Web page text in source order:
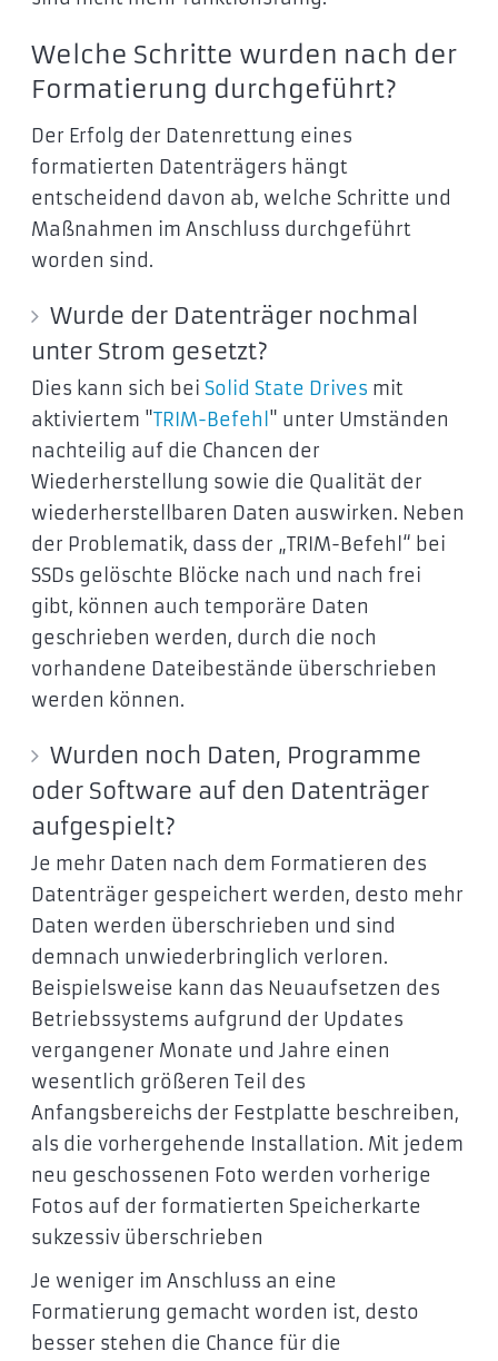
Welche Schritte wurden nach der
Formatierung durchgeführt?
Der Erfolg der Datenrettung eines
formatierten Datenträgers hängt
entscheidend davon ab, welche Schritte und
Maßnahmen im Anschluss durchgeführt
worden sind.
Wurde der Datenträger nochmal
unter Strom gesetzt?
Dies kann sich bei Solid State Drives mit
aktiviertem "TRIM-Befehl " unter Umständen
nachteilig auf die Chancen der
Wiederherstellung sowie die Qualität der
wiederherstellbaren Daten auswirken. Neben
der Problematik, dass der „TRIM-Befehl“ bei
SSDs gelöschte Blöcke nach und nach frei
gibt, können auch temporäre Daten
geschrieben werden, durch die noch
vorhandene Dateibestände überschrieben
werden können.
Wurden noch Daten, Programme
oder Software auf den Datenträger
aufgespielt?
Je mehr Daten nach dem Formatieren des
Datenträger gespeichert werden, desto mehr
Daten werden überschrieben und sind
demnach unwiederbringlich verloren.
Beispielsweise kann das Neuaufsetzen des
Betriebssystems aufgrund der Updates
vergangener Monate und Jahre einen
wesentlich größeren Teil des
Anfangsbereichs der Festplatte beschreiben,
als die vorhergehende Installation. Mit jedem
neu geschossenen Foto werden vorherige
Fotos auf der formatierten Speicherkarte
sukzessiv überschrieben
Je weniger im Anschluss an eine
Formatierung gemacht worden ist, desto
besser stehen die Chance für die